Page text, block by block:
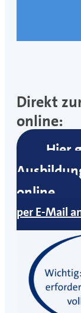
Direkt
online:
Hier
online
per E-Mail